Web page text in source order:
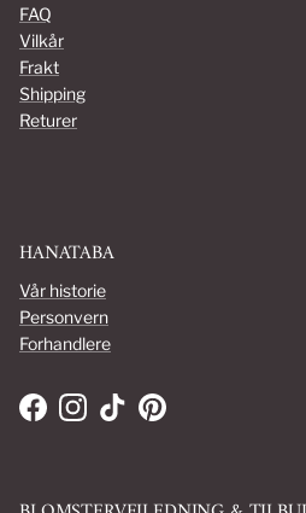
FAQ
Vilkår
Frakt
Shipping
Returer
HANATABA
Vår historie
Personvern
Forhandlere
FacebookInstagram
TikTokPinterest